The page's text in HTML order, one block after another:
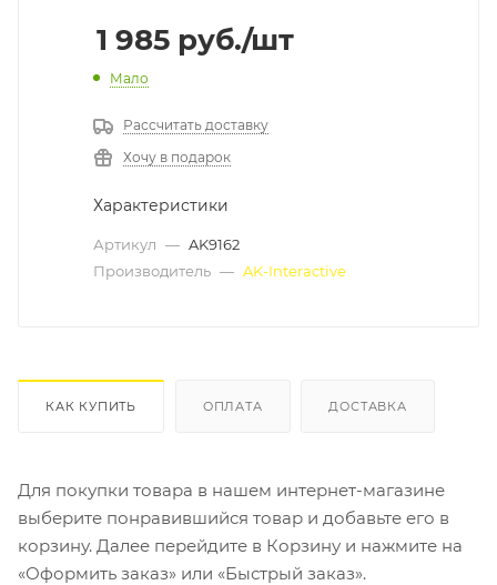
1 985 руб./шт
Мало
Рассчитать доставку
Хочу в подарок
Характеристики
Артикул — AK9162
Производитель — AK-Interactive
КАК КУПИТЬ ОПЛАТА ДОСТАВКА
Для покупки товара в нашем интернет-магазине
выберите понравившийся товар и добавьте его в
корзину. Далее перейдите в Корзину и нажмите на
«Оформить заказ» или «Быстрый заказ».